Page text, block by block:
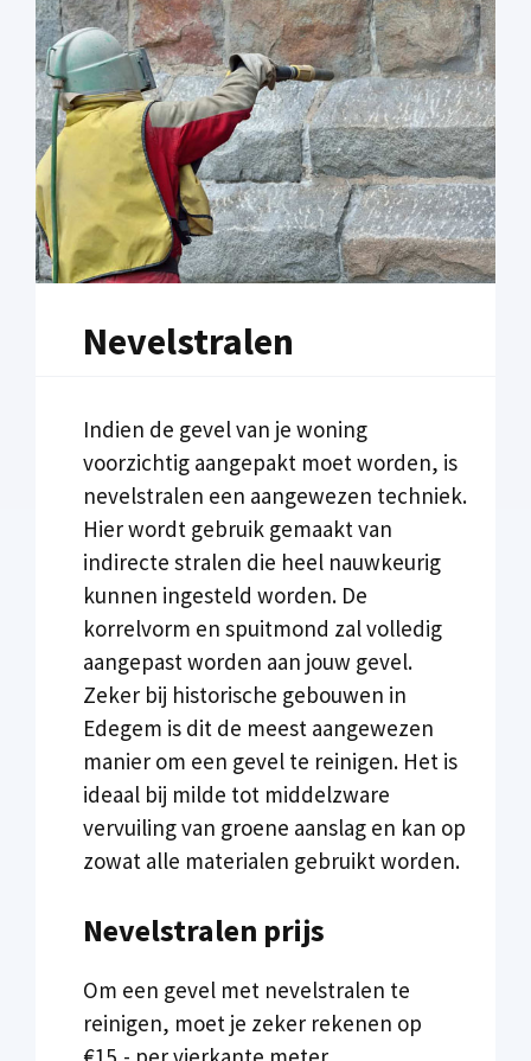
Nevelstralen
Indien de gevel van je woning
voorzichtig aangepakt moet worden, is
nevelstralen een aangewezen techniek.
Hier wordt gebruik gemaakt van
indirecte stralen die heel nauwkeurig
kunnen ingesteld worden. De
korrelvorm en spuitmond zal volledig
aangepast worden aan jouw gevel.
Zeker bij historische gebouwen in
Edegem is dit de meest aangewezen
manier om een gevel te reinigen. Het is
ideaal bij milde tot middelzware
vervuiling van groene aanslag en kan op
zowat alle materialen gebruikt worden.
Nevelstralen prijs
Om een gevel met nevelstralen te
reinigen, moet je zeker rekenen op